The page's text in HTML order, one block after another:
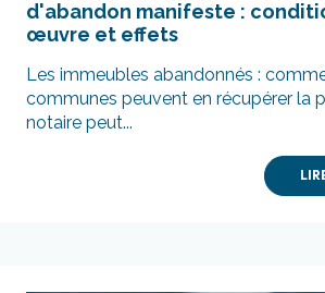
d'abandon manifeste :
œuvre et effets
Les immeubles abandonnés :
communes peuvent en récupérer la
notaire peut...